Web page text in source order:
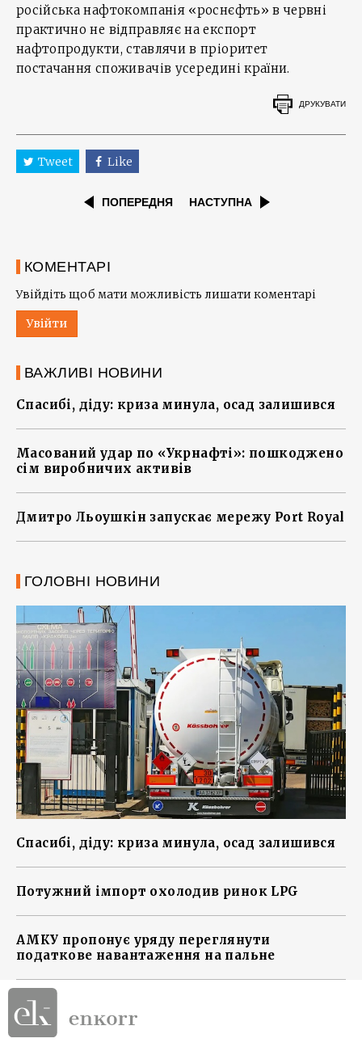
російська нафтокомпанія «роснєфть» в червні
практично не відправляє на експорт
нафтопродукти, ставлячи в пріоритет
постачання споживачів усередині країни.
ДРУКУВАТИ
Tweet Like
ПОПЕРЕДНЯ НАСТУПНА
КОМЕНТАРІ
Увійдіть щоб мати можливість лишати коментарі
Увійти
ВАЖЛИВІ НОВИНИ
Спасибі, діду: криза минула, осад залишився
Масований удар по «Укрнафті»: пошкоджено
сім виробничих активів
Дмитро Льоушкін запускає мережу Port Royal
ГОЛОВНІ НОВИНИ
Спасибі, діду: криза минула, осад залишився
Потужний імпорт охолодив ринок LPG
АМКУ пропонує уряду переглянути
податкове навантаження на пальне